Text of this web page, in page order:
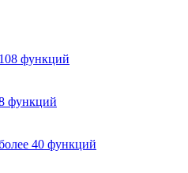
функций
функций
40 функций